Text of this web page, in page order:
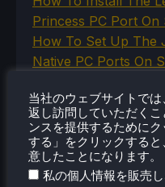
Princess PC Port On
How To Set Up The
Native PC Ports On
On Steam Deck
新着レビュー
当社のウェブサイトで
返し訪問していただく
ンスを提供するために
する」をクリックする
意したことになります。
私の個人情報を販売